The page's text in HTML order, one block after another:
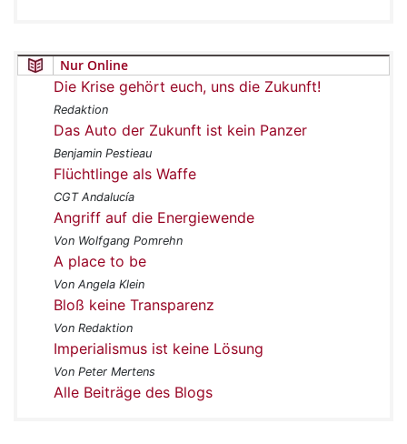
Nur Online
Die Krise gehört euch, uns die Zukunft!
Redaktion
Das Auto der Zukunft ist kein Panzer
Benjamin Pestieau
Flüchtlinge als Waffe
CGT Andalucía
Angriff auf die Energiewende
Von Wolfgang Pomrehn
A place to be
Von Angela Klein
Bloß keine Transparenz
Von Redaktion
Imperialismus ist keine Lösung
Von Peter Mertens
Alle Beiträge des Blogs